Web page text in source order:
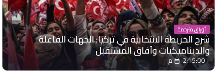
أوراق مترجمة
شرح الخريطة الانتخابية في تركيا: الجهات الفاعلة
والديناميكيات وآفاق المستقبل
2:15:00 م